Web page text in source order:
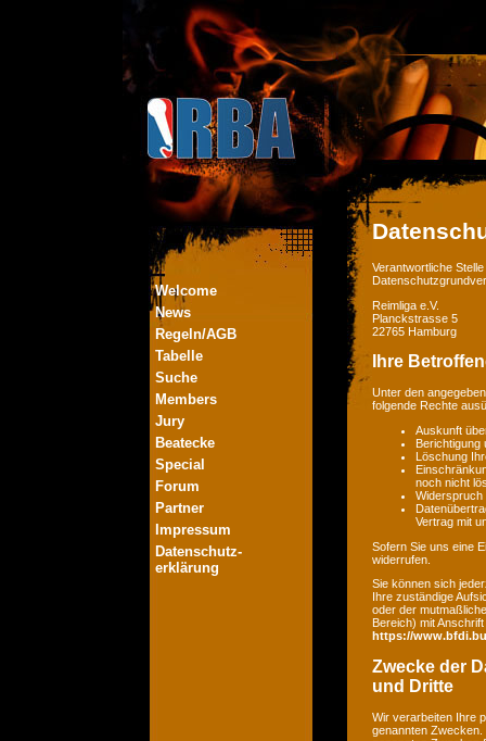
Welcome
News
Regeln/AGB
Tabelle
Suche
Members
Jury
Beatecke
Special
Forum
Partner
Impressum
Datenschutz-
erklärung
Verantwortliche
Reimliga e.V.
Planckstrasse 5
22765 Hamburg
Ihre
Unter den
folgende Rechte
Auskunft
Berichtigung
Löschung
noch nicht
Widerspruch
Vertrag mit
Sofern Sie uns eine
widerrufen.
Sie können sich
Ihre zuständige
oder der
Bereich) mit
https://
Zwecke der
und Dritte
Wir verarbeiten Ihre
genannten